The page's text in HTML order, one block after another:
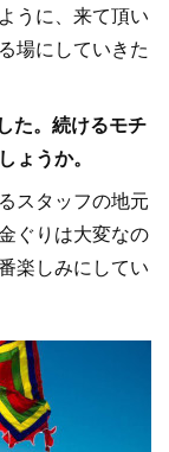
うに、来て頂い
場にしていきた
た。続けるモチ
ょうか。
スタッフの地元
ぐりは大変なの
楽しみにしてい